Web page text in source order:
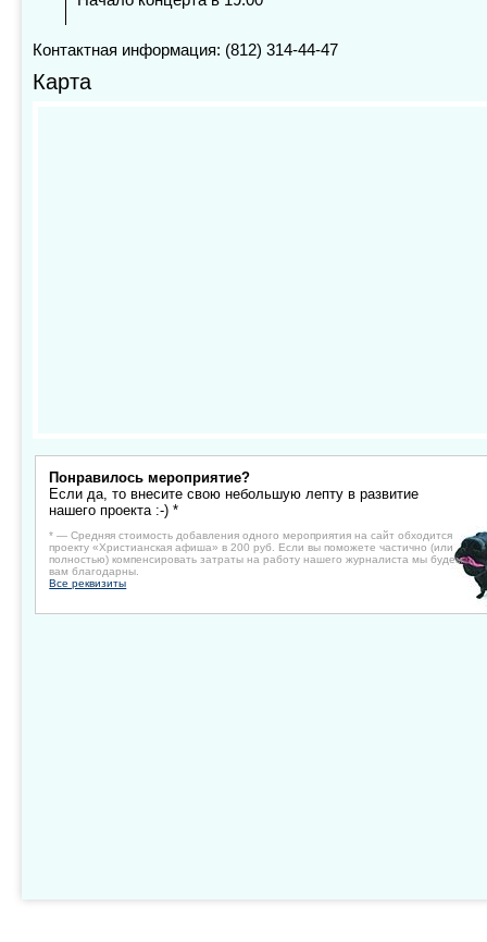
Контактная информация: (812) 314-44-47
Карта
Понравилось мероприятие?
Если да, то внесите свою небольшую лепту в развитие
нашего проекта :-) *
* — Средняя стоимость добавления одного мероприятия на сайт обходится
проекту «Христианская афиша» в 200 руб. Если вы поможете частично (или
полностью) компенсировать затраты на работу нашего журналиста мы будем
вам благодарны.
Все реквизиты